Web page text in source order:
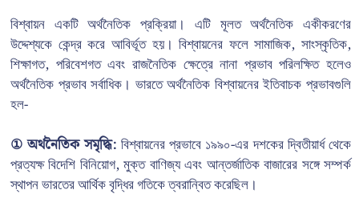
বিশ্বায়ন একটি অর্থনৈতিক প্রক্রিয়া। এটি মূলত অর্থনৈতিক একীকরণের
উদ্দেশ্যকে কেন্দ্র করে আবির্ভূত হয়। বিশ্বায়নের ফলে সামাজিক, সাংস্কৃতিক,
শিক্ষাগত, পরিবেশগত এবং রাজনৈতিক ক্ষেত্রে নানা প্রভাব পরিলক্ষিত হলেও
অর্থনৈতিক প্রভাব সর্বাধিক। ভারতে অর্থনৈতিক বিশ্বায়নের ইতিবাচক প্রভাবগুলি
হল-
① অর্থনৈতিক সমৃদ্ধি: বিশ্বায়নের প্রভাবে ১৯৯০-এর দশকের দ্বিতীয়ার্ধ থেকে
প্রত্যক্ষ বিদেশি বিনিয়োগ, মুক্ত বাণিজ্য এবং আন্তর্জাতিক বাজারের সঙ্গে সম্পর্ক
স্থাপন ভারতের আর্থিক বৃদ্ধির গতিকে ত্বরান্বিত করেছিল।